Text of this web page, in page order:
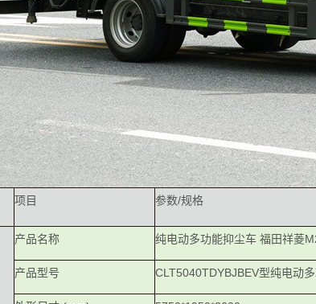
项目 参数/规格
产品名称 纯电动多功能抑尘车 福田祥菱
产品型号 CLT5040TDYBJBEV型纯电动